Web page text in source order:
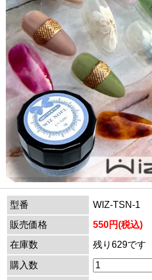
型番
WIZ-TSN-1
販売価格
550円(税込)
在庫数
残り629です
購入数